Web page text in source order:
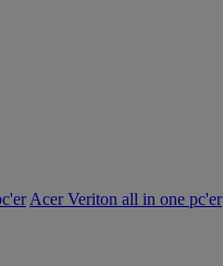
Acer Veriton all in one pc'er